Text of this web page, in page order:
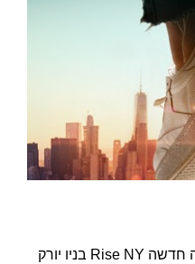
אטרקציה Rise NY היא אטרקציה חדשה Rise NY בניו יורק